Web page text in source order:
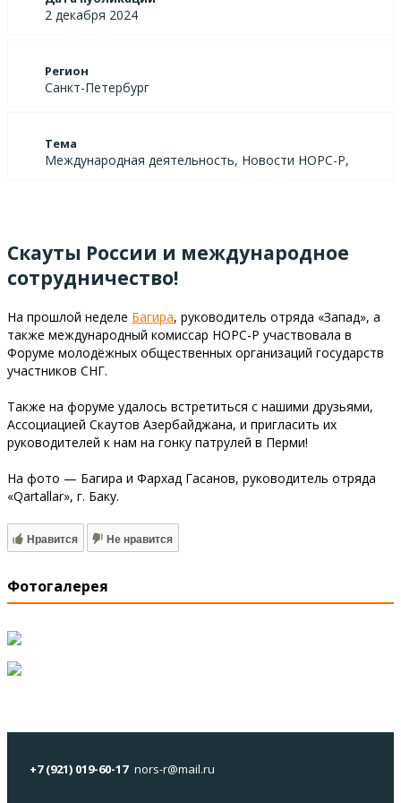
2 декабря 2024
Регион
Санкт-Петербург
Тема
Международная деятельность, Новости НОРС-Р,
Скауты России и международное
сотрудничество!
На прошлой неделе Багира, руководитель отряда «Запад», а
также международный комиссар НОРС-Р участвовала в
Форуме молодёжных общественных организаций государств
участников СНГ.
Также на форуме удалось встретиться с нашими друзьями,
Ассоциацией Скаутов Азербайджана, и пригласить их
руководителей к нам на гонку патрулей в Перми!
На фото — Багира и Фархад Гасанов, руководитель отряда
«Qartallar», г. Баку.
Нравится Не нравится
Фотогалерея
+7 (921) 019-60-17 nors-r@mail.ru